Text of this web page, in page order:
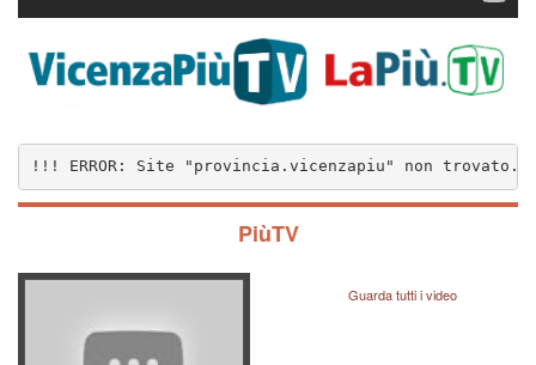
!!! ERROR: Site "provincia.vicenzapiu" non trovato..
PiùTV
Guarda tutti i video